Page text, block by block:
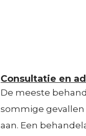
Consultatie en
De meeste
sommige
aan. Een